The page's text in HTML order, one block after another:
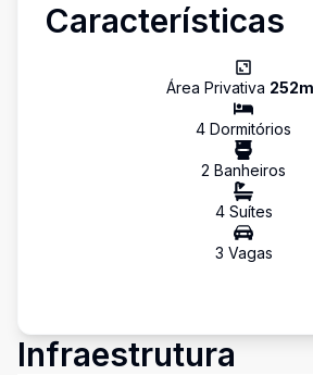
Características
Área Privativa 252
4 Dormitórios
2 Banheiros
4Suítes
3 Vagas
Infraestrutura